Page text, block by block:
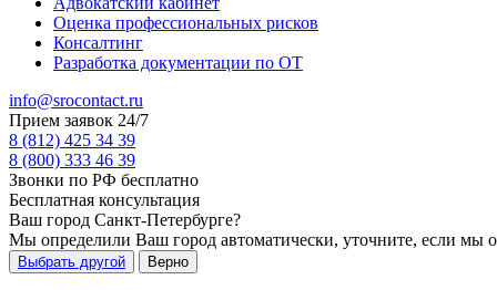
Оценка профессиональных рисков
Консалтинг
Разработка документации по ОТ
info@srocontact.ru
Прием заявок 24/7
8 (812) 425 34 39
8 (800) 333 46 39
Звонки по РФ бесплатно
Бесплатная консультация
Ваш город Санкт-Петербурге?
Мы определили Ваш город автоматически, уточните, если мы
Выбрать другой Верно